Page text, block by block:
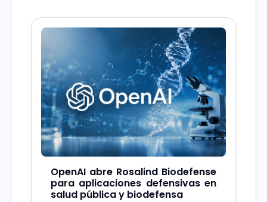
OpenAI abre Rosalind Biodefense
para aplicaciones defensivas en
salud pública y biodefensa